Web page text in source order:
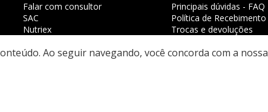
Falar com consultor
SAC
Nutriex
Principais dúvidas - FAQ
Política de Recebimento
Trocas e devoluções
e LGPD
Ao seguir navegando, você concorda com a nossa